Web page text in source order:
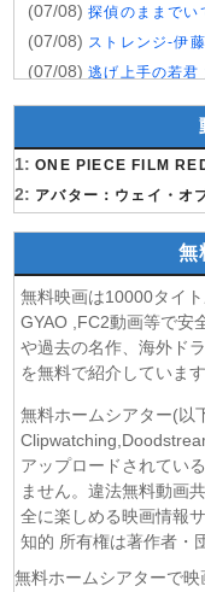
(07/08)探偵のままで
(07/08) ストレンジ-伊
(07/08)逃げ上手の若
(07/08)神の雫 第18話
うちの弟ども
(07/08)これ描いて死
(07/08)ここは俺に任せ
説になっていた。 第6
領民0人スタ
(07/08)しもべの王子
(07/08)転生したらス
(07/08) 金曜ロードシ
(07/08)Tシャツが乾く
(07/08) 乙女怪獣キャ
(07/08) チョッちゃん
(07/08)ひまわり 第95
(07/08)マッサン 第19
(07/08)風、薫る 第95
(07/08)夫婦と16歳〜
1: ONE PIECE FILM
2: アバター：ウェイ・オ
無
無料映画は10000タイ
GYAO ,FC2動画等で安
や過去の名作、海外ド
を無料で紹介しています
無料ホームシアター(以
アップロードされてい
ません。違法無料動画
全に楽しめる映画情報
知的 所有権は著作者・
無料ホームシアターで